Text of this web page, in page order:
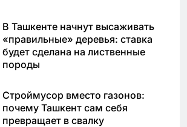
В Ташкенте начнут высаживать
«правильные» деревья: ставка
будет сделана на лиственные
породы
Строймусор вместо газонов:
почему Ташкент сам себя
превращает в свалку